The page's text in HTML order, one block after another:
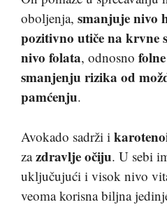
oboljenja, smanjuje nivo
pozitivno utiče na krvne
nivo folata, odnosno
smanjenju rizika od
pamćenju.
Avokado sadrži i
zazdravlje očiju. U sebi
uključujući i visok nivo
veoma korisna biljna